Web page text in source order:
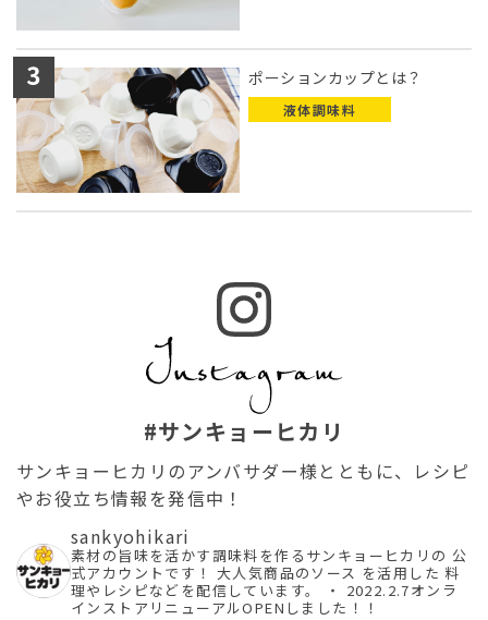
ポーションカップとは？
液体調味料
#サンキョーヒカリ
サンキョーヒカリのアンバサダー様とともに、レシピ
やお役立ち情報を発信中！
sankyohikari
素材の旨味を活かす調味料を作るサンキョーヒカリの 公
式アカウントです！ 大人気商品のソース を活用した 料
理やレシピなどを配信しています。
・
2022.2.7オンラ
インストアリニューアルOPENしました！！